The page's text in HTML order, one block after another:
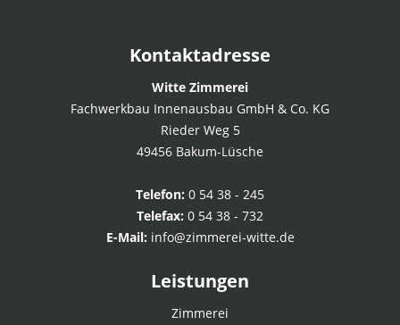
Kontaktadresse
Witte Zimmerei
Fachwerkbau Innenausbau GmbH & Co. KG
Rieder Weg 5
49456 Bakum-Lüsche
Telefon: 0 54 38 - 245
Telefax: 0 54 38 - 732
E-Mail: info@zimmerei-witte.de
Leistungen
Zimmerei